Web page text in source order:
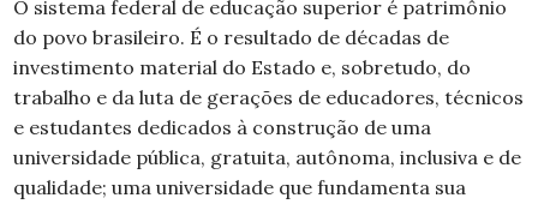
O sistema federal de educação superior é patrimônio
do povo brasileiro. É o resultado de décadas de
investimento material do Estado e, sobretudo, do
trabalho e da luta de gerações de educadores, técnicos
e estudantes dedicados à construção de uma
universidade pública, gratuita, autônoma, inclusiva e de
qualidade; uma universidade que fundamenta sua